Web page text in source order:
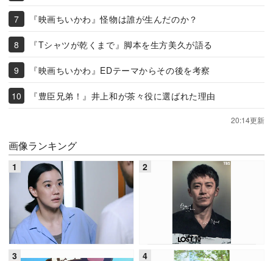
『映画ちいかわ』怪物は誰が生んだのか？
『Tシャツが乾くまで』脚本を生方美久が語る
『映画ちいかわ』EDテーマからその後を考察
『豊臣兄弟！』井上和が茶々役に選ばれた理由
20:14更新
画像ランキング